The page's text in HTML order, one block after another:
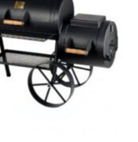
op
de
productpagina